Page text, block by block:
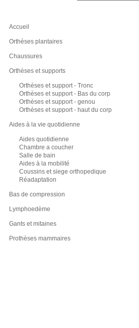
Accueil
Orthèses plantaires
Chaussures
Orthèses et supports
Orthèses et support - Tronc
Orthèses et support - Bas du corp
Orthèses et support - genou
Orthèses et support - haut du corp
Aides à la vie quotidienne
Aides quotidienne
Chambre a coucher
Salle de bain
Aides à la mobilité
Coussins et siege orthopedique
Réadaptation
Bas de compression
Lymphoedème
Gants et mitaines
Prothèses mammaires